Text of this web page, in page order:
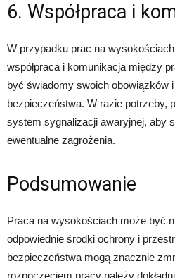
6. Współpraca i
W przypadku prac na
współpraca i komunikacja między
być świadomy swoich obowiązków
bezpieczeństwa. W razie potrzeby,
system sygnalizacji awaryjnej, aby
ewentualne zagrożenia.
Podsumowanie
Praca na wysokościach może być
odpowiednie środki ochrony i
bezpieczeństwa mogą znacznie
rozpoczęciem pracy należy